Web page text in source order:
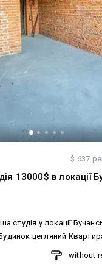
$ 637
13000$ в локації
студія у локації
Достатньо місць для
without